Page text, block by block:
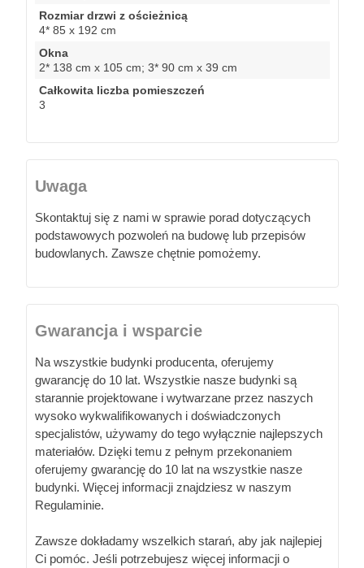
Rozmiar drzwi z ościeżnicą
4* 85 x 192 cm
Okna
2* 138 cm x 105 cm; 3* 90 cm x 39 cm
Całkowita liczba pomieszczeń
3
Uwaga
Skontaktuj się z nami w sprawie porad dotyczących
podstawowych pozwoleń na budowę lub przepisów
budowlanych. Zawsze chętnie pomożemy.
Gwarancja i wsparcie
Na wszystkie budynki producenta, oferujemy
gwarancję do 10 lat. Wszystkie nasze budynki są
starannie projektowane i wytwarzane przez naszych
wysoko wykwalifikowanych i doświadczonych
specjalistów, używamy do tego wyłącznie najlepszych
materiałów. Dzięki temu z pełnym przekonaniem
oferujemy gwarancję do 10 lat na wszystkie nasze
budynki. Więcej informacji znajdziesz w naszym
Regulaminie.
Zawsze dokładamy wszelkich starań, aby jak najlepiej
Ci pomóc. Jeśli potrzebujesz więcej informacji o